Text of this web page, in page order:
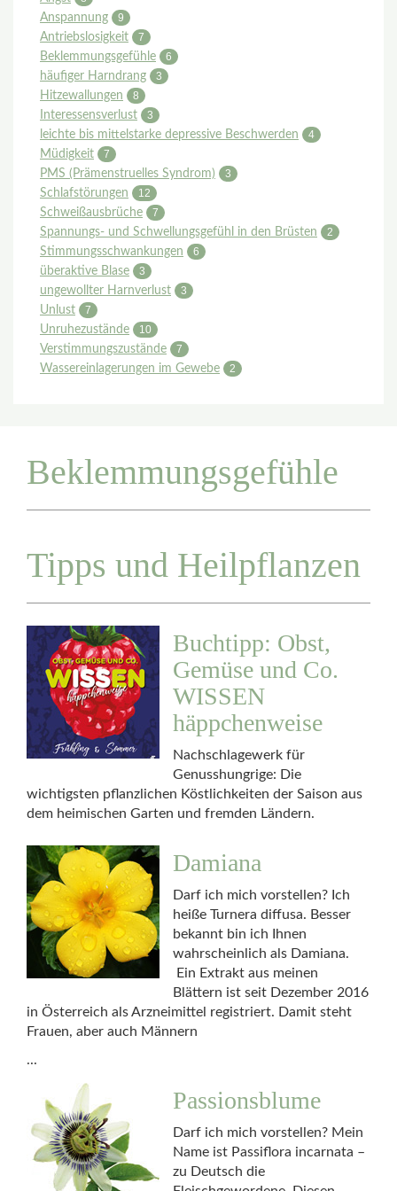
Anspannung
9
Antriebslosigkeit
7
Beklemmungsgefühle
6
häufiger Harndrang
3
Hitzewallungen
8
Interessensverlust
3
leichte bis mittelstarke depressive Beschwerden
4
Müdigkeit
7
PMS (Prämenstruelles Syndrom)
3
Schlafstörungen
12
Schweißausbrüche
7
Spannungs- und Schwellungsgefühl in den Brüsten
2
Stimmungsschwankungen
6
überaktive Blase
3
ungewollter Harnverlust
3
Unlust
7
Unruhezustände
10
Verstimmungszustände
7
Wassereinlagerungen im Gewebe
2
Beklemmungsgefühle
Tipps und Heilpflanzen
Buchtipp: Obst,
Gemüse und Co.
WISSEN
häppchenweise
Nachschlagewerk für
Genusshungrige: Die
wichtigsten pflanzlichen Köstlichkeiten der Saison aus
dem heimischen Garten und fremden Ländern.
Damiana
Darf ich mich vorstellen? Ich
heiße Turnera diffusa. Besser
bekannt bin ich Ihnen
wahrscheinlich als Damiana.
Ein Extrakt aus meinen
Blättern ist seit Dezember 2016
in Österreich als Arzneimittel registriert. Damit steht
Frauen, aber auch Männern
...
Passionsblume
Darf ich mich vorstellen? Mein
Name ist Passiflora incarnata –
zu Deutsch die